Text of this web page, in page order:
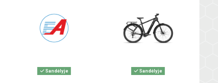
Sandėlyje Sandėlyje